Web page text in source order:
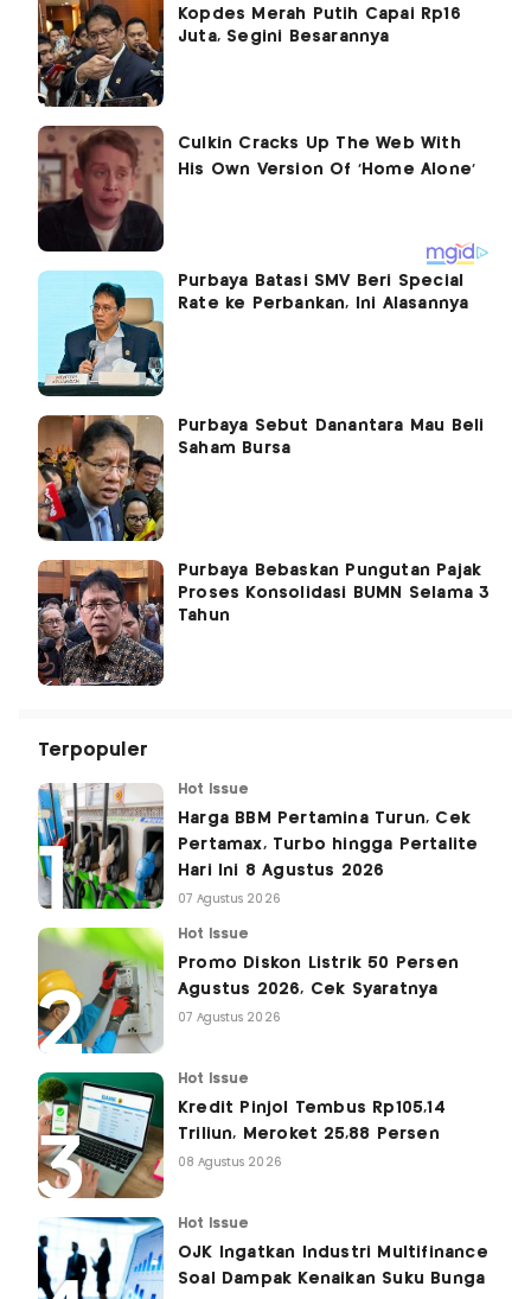
Kopdes Merah Putih Capai Rp16
Juta, Segini Besarannya
Purbaya Batasi SMV Beri Special
Rate ke Perbankan, Ini Alasannya
Purbaya Sebut Danantara Mau Beli
Saham Bursa
Purbaya Bebaskan Pungutan Pajak
Proses Konsolidasi BUMN Selama 3
Tahun
Terpopuler
Hot Issue
Harga BBM Pertamina Turun, Cek
Pertamax, Turbo hingga Pertalite
Hari Ini 8 Agustus 2026
07 Agustus 2026
Hot Issue
Promo Diskon Listrik 50 Persen
Agustus 2026, Cek Syaratnya
07 Agustus 2026
Hot Issue
Kredit Pinjol Tembus Rp105,14
Triliun, Meroket 25,88 Persen
08 Agustus 2026
Hot Issue
OJK Ingatkan Industri Multifinance
Soal Dampak Kenaikan Suku Bunga